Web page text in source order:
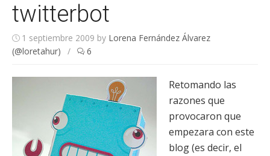
twitterbot
1 septiembre 2009 by Lorena Fernández Álvarez
(@loretahur)
/ 6
Retomando las
razones que
provocaron que
empezara con este
blog (es decir, el